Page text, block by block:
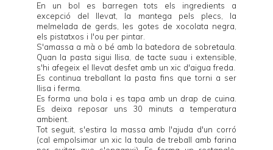
En un bol es barregen tots els ingredients a
excepció del llevat, la mantega pels plecs, la
melmelada de gerds, les gotes de xocolata negra,
els pistatxos i l'ou per pintar.
S'amassa a mà o bé amb la batedora de sobretaula.
Quan la pasta sigui llisa, de tacte suau i extensible,
s'hi afegeix el llevat desfet amb un xic d'aigua freda.
Es continua treballant la pasta fins que torni a ser
llisa i ferma.
Es forma una bola i es tapa amb un drap de cuina.
Es deixa reposar uns 30 minuts a temperatura
ambient.
Tot seguit, s'estira la massa amb l'ajuda d'un corró
(cal empolsimar un xic la taula de treball amb farina